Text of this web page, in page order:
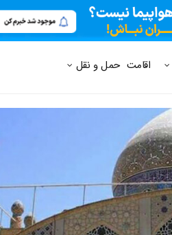
اقامت حمل و نقل